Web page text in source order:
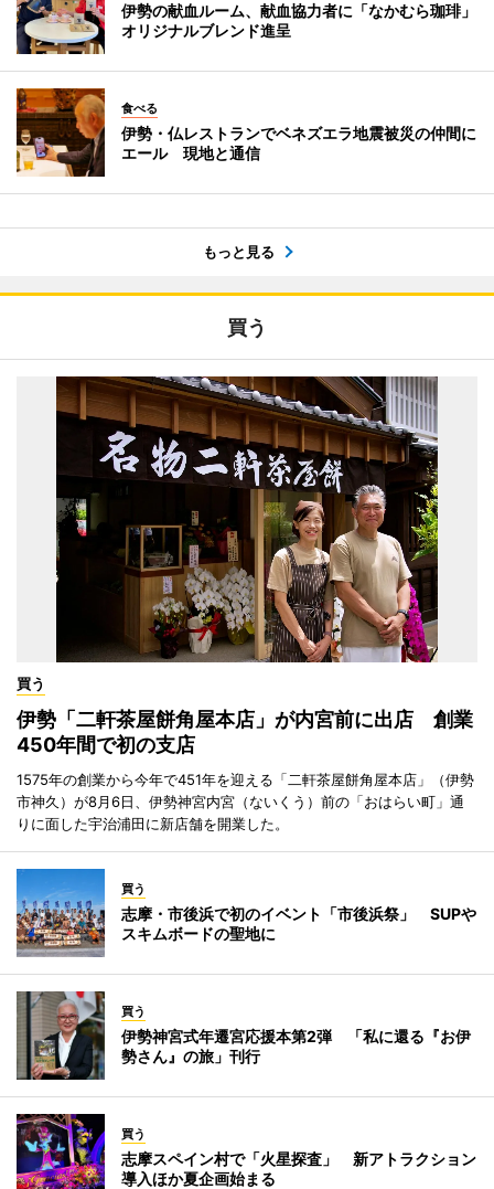
伊勢の献血ルーム、献血協力者に「なかむら珈琲」
オリジナルブレンド進呈
食べる
伊勢・仏レストランでベネズエラ地震被災の仲間に
エール 現地と通信
もっと見る
買う
買う
伊勢「二軒茶屋餅角屋本店」が内宮前に出店 創業
450年間で初の支店
1575年の創業から今年で451年を迎える「二軒茶屋餅角屋本店」（伊勢
市神久）が8月6日、伊勢神宮内宮（ないくう）前の「おはらい町」通
りに面した宇治浦田に新店舗を開業した。
買う
志摩・市後浜で初のイベント「市後浜祭」 SUPや
スキムボードの聖地に
買う
伊勢神宮式年遷宮応援本第2弾 「私に還る『お伊
勢さん』の旅」刊行
買う
志摩スペイン村で「火星探査」 新アトラクション
導入ほか夏企画始まる